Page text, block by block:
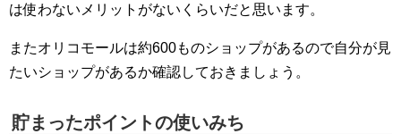
は使わないメリットがないくらいだと思います。
またオリコモールは約600ものショップがあるので自分が見
たいショップがあるか確認しておきましょう。
貯まったポイントの使いみち